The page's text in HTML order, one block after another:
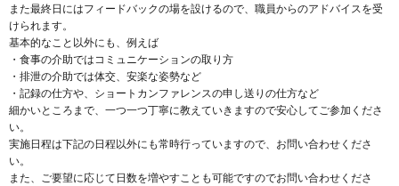
また最終日にはフィードバックの場を設けるので、職員からのアドバイスを受
けられます。
基本的なこと以外にも、例えば
・食事の介助ではコミュニケーションの取り方
・排泄の介助では体交、安楽な姿勢など
・記録の仕方や、ショートカンファレンスの申し送りの仕方など
細かいところまで、一つ一つ丁寧に教えていきますので安心してご参加くださ
い。
実施日程は下記の日程以外にも常時行っていますので、お問い合わせくださ
い。
また、ご要望に応じて日数を増やすことも可能ですのでお問い合わせくださ